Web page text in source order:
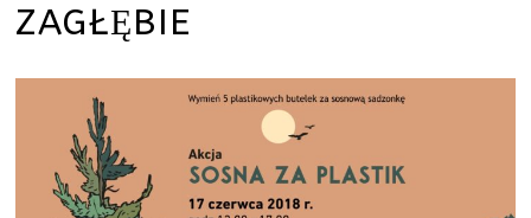
ZAGŁĘBIE